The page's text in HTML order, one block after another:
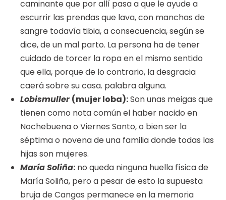
caminante que por allí pasa a que le ayude a
escurrir las prendas que lava, con manchas de
sangre todavía tibia, a consecuencia, según se
dice, de un mal parto. La persona ha de tener
cuidado de torcer la ropa en el mismo sentido
que ella, porque de lo contrario, la desgracia
caerá sobre su casa. palabra alguna.
Lobismuller(mujer loba):Son unas meigas que
tienen como nota común el haber nacido en
Nochebuena o Viernes Santo, o bien ser la
séptima o novena de una familia donde todas las
hijas son mujeres.
María Soliña: no queda ninguna huella física de
María Soliña, pero a pesar de esto la supuesta
bruja de Cangas permanece en la memoria